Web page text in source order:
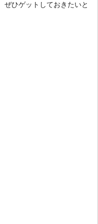
ぜひゲットしておきたいと